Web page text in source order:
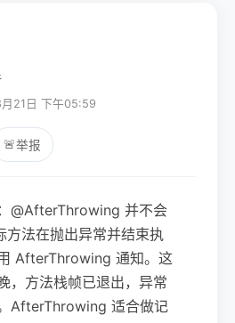
21日 下午05:59
🚨举报
@AfterThrowing 并不会
方法在抛出异常并结束执
AfterThrowing 通知。这
，方法栈帧已退出，异常
AfterThrowing 适合做记